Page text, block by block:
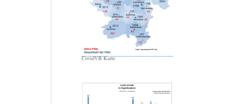
CovidVB Karte